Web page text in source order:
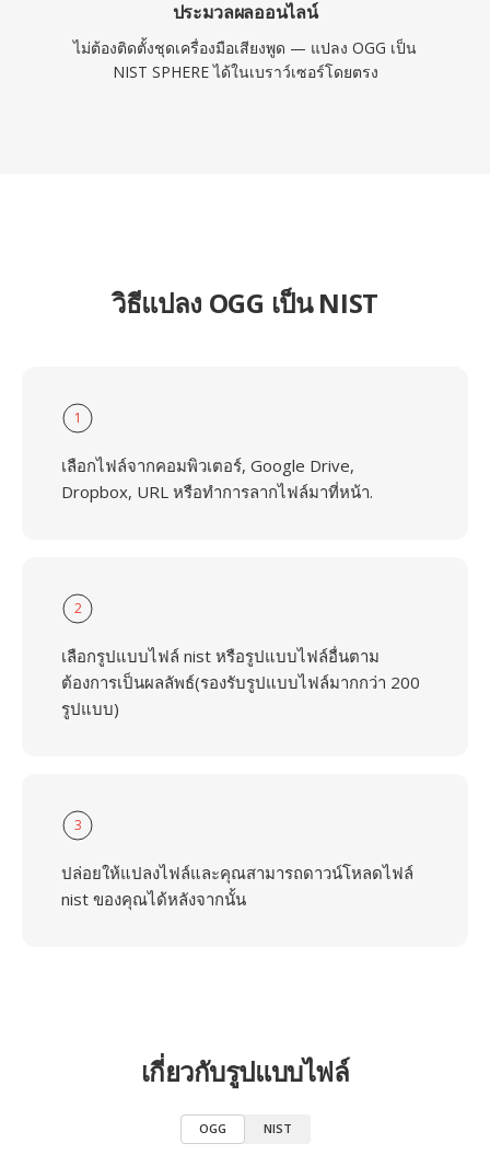
ประมวลผลออนไลน์
ไม่ต้องติดตั้งชุดเครื่องมือเสียงพูด — แปลง OGG เป็น
NIST SPHERE ได้ในเบราว์เซอร์โดยตรง
วิธีแปลง OGG เป็น NIST
1
เลือกไฟล์จากคอมพิวเตอร์, Google Drive,
Dropbox, URL หรือทำการลากไฟล์มาที่หน้า.
2
เลือกรูปแบบไฟล์ nist หรือรูปแบบไฟล์อื่นตาม
ต้องการเป็นผลลัพธ์(รองรับรูปแบบไฟล์มากกว่า 200
รูปแบบ)
3
ปล่อยให้แปลงไฟล์และคุณสามารถดาวน์โหลดไฟล์
nist ของคุณได้หลังจากนั้น
เกี่ยวกับรูปแบบไฟล์
OGG NIST